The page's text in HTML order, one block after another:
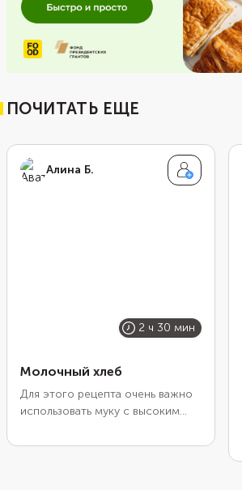
ПОЧИТАТЬ ЕЩЕ
Алина Б.
2 ч 30 мин
Молочный хлеб
Для этого рецепта очень важно
использовать муку с высоким
12–15 г. А все сухие ингредиенты